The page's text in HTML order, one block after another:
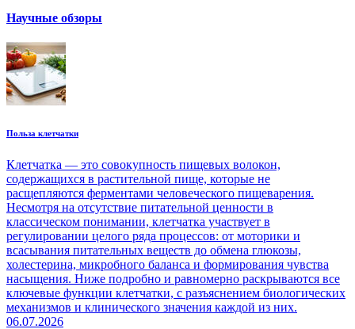
Научные обзоры
Польза клетчатки
Клетчатка — это совокупность пищевых волокон,
содержащихся в растительной пище, которые не
расщепляются ферментами человеческого пищеварения.
Несмотря на отсутствие питательной ценности в
классическом понимании, клетчатка участвует в
регулировании целого ряда процессов: от моторики и
всасывания питательных веществ до обмена глюкозы,
холестерина, микробного баланса и формирования чувства
насыщения. Ниже подробно и равномерно раскрываются все
ключевые функции клетчатки, с разъяснением биологических
механизмов и клинического значения каждой из них.
06.07.2026